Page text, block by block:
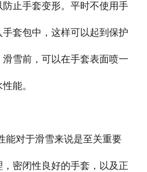
止手套变形。平时不使用手
套包中，这样可以起到保护
雪前，可以在手套表面喷一
能。
能对于滑雪来说是至关重要
密闭性良好的手套，以及正